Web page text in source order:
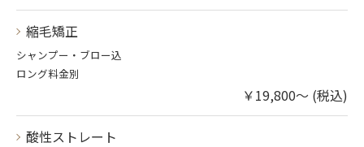
縮毛矯正
シャンプー・ブロー込
ロング料金別
￥19,800～ (税込)
酸性ストレート